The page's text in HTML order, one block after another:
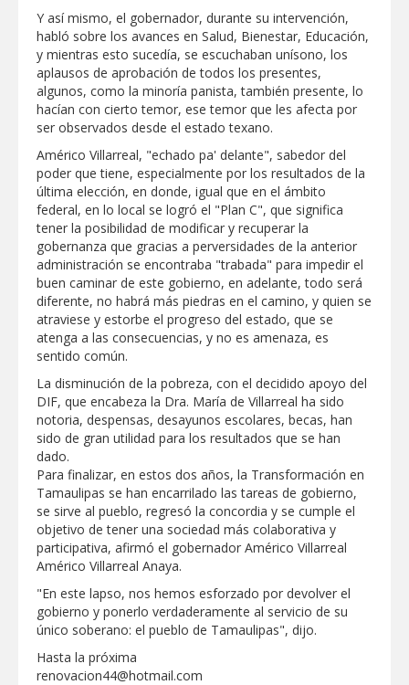
Y así mismo, el gobernador, durante su intervención,
habló sobre los avances en Salud, Bienestar, Educación,
y mientras esto sucedía, se escuchaban unísono, los
aplausos de aprobación de todos los presentes,
algunos, como la minoría panista, también presente, lo
hacían con cierto temor, ese temor que les afecta por
ser observados desde el estado texano.
Américo Villarreal, "echado pa' delante", sabedor del
poder que tiene, especialmente por los resultados de la
última elección, en donde, igual que en el ámbito
federal, en lo local se logró el "Plan C", que significa
tener la posibilidad de modificar y recuperar la
gobernanza que gracias a perversidades de la anterior
administración se encontraba "trabada" para impedir el
buen caminar de este gobierno, en adelante, todo será
diferente, no habrá más piedras en el camino, y quien se
atraviese y estorbe el progreso del estado, que se
atenga a las consecuencias, y no es amenaza, es
sentido común.
La disminución de la pobreza, con el decidido apoyo del
DIF, que encabeza la Dra. María de Villarreal ha sido
notoria, despensas, desayunos escolares, becas, han
sido de gran utilidad para los resultados que se han
dado.
Para finalizar, en estos dos años, la Transformación en
Tamaulipas se han encarrilado las tareas de gobierno,
se sirve al pueblo, regresó la concordia y se cumple el
objetivo de tener una sociedad más colaborativa y
participativa, afirmó el gobernador Américo Villarreal
Américo Villarreal Anaya.
"En este lapso, nos hemos esforzado por devolver el
gobierno y ponerlo verdaderamente al servicio de su
único soberano: el pueblo de Tamaulipas", dijo.
Hasta la próxima
renovacion44@hotmail.com